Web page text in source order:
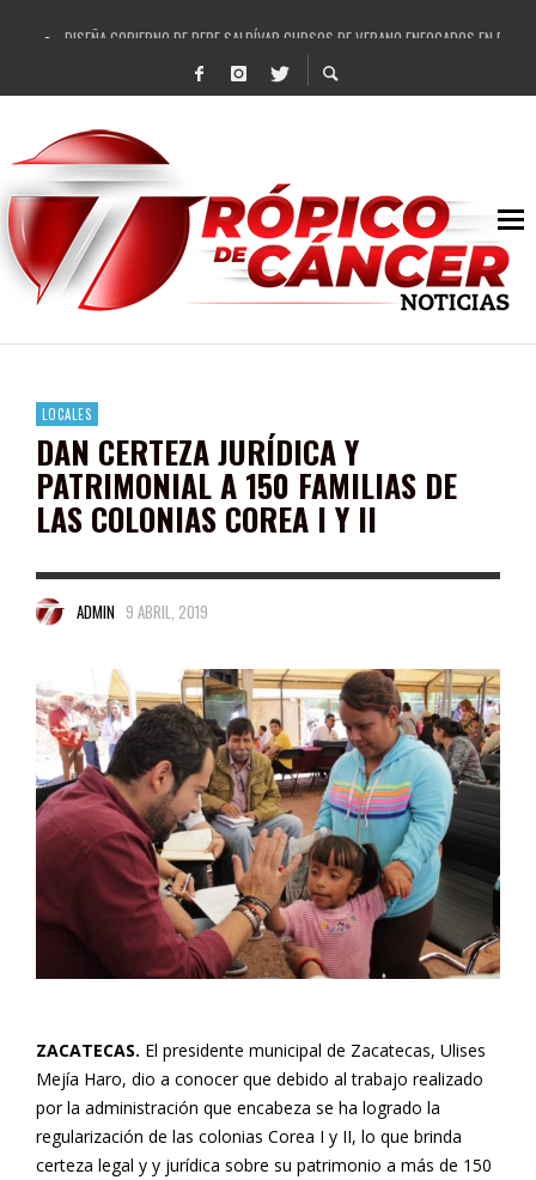
DISEÑA GOBIERNO DE PEPE SALDÍVAR CURSOS DE VERANO ENFOCADOS EN
REFRENDAN LOS 28 DELEGADOS Y 14 COMISARIADOS DE GUADALUPE APOYO A
FORTALECE GOBIERNO DE PEPE SALDÍVAR LA EDUCACIÓN EN LA ZACATECANA
GOBIERNO DE PEPE SALDÍVAR Y GRUPO FEMSA GENERAN MÁS DE 3 MIL EMPLEOS
CUARTA FERIA EXPO AGROPECUARIA TRAJO BENEFICIO DIRECTO A GUADALUPE:
RECONOCE PEPE SALDÍVAR A ARTISTA ZACATECANA VICTORIA HERNÁNDEZ
EGRESA GOBIERNO DE PEPE SALDÍVAR A 500 NUEVAS EMPRESARIAS
SON MUJERES GUADALUPENSES PRINCIPALES BENEFICIADAS DEL PROGRAMA
LOCALES
DAN CERTEZA JURÍDICA Y
PATRIMONIAL A 150 FAMILIAS DE
LAS COLONIAS COREA I Y II
ADMIN 9 ABRIL, 2019
ZACATECAS. El presidente municipal de Zacatecas, Ulises
Mejía Haro, dio a conocer que debido al trabajo realizado
por la administración que encabeza se ha logrado la
regularización de las colonias Corea I y II, lo que brinda
certeza legal y y jurídica sobre su patrimonio a más de 150